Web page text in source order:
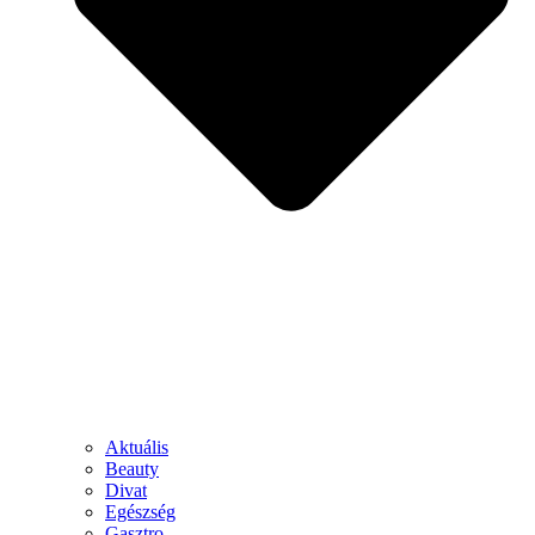
Aktuális
Beauty
Divat
Egészség